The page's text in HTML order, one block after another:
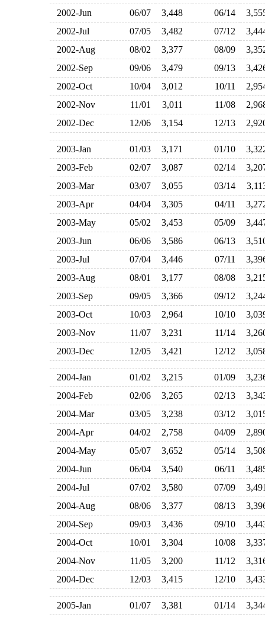
2002-Jun
06/07 3,448 06/14
2002-Jul
07/05 3,482 07/12
2002-Aug
08/02 3,377 08/09
2002-Sep
09/06 3,479 09/13
2002-Oct
10/04 3,012 10/11
2002-Nov
11/01 3,011 11/08
2002-Dec
12/06 3,154 12/13
2003-Jan 01/03 3,171 01/10
2003-Feb
02/07 3,087 02/14
2003-Mar
03/07 3,055 03/14
2003-Apr
04/04 3,305 04/11
2003-May
05/02 3,453 05/09
2003-Jun
06/06 3,586 06/13
2003-Jul
07/04 3,446 07/11
2003-Aug
08/01 3,177 08/08
2003-Sep
09/05 3,366 09/12
2003-Oct
10/03 2,964 10/10
2003-Nov
11/07 3,231 11/14
2003-Dec
12/05 3,421 12/12
2004-Jan 01/02 3,215 01/09
2004-Feb
02/06 3,265 02/13
2004-Mar
03/05 3,238 03/12
2004-Apr
04/02 2,758 04/09
2004-May
05/07 3,652 05/14
2004-Jun
06/04 3,540 06/11
2004-Jul
07/02 3,580 07/09
2004-Aug
08/06 3,377 08/13
2004-Sep
09/03 3,436 09/10
2004-Oct
10/01 3,304 10/08
2004-Nov
11/05 3,200 11/12
2004-Dec
12/03 3,415 12/10
2005-Jan 01/07 3,381 01/14